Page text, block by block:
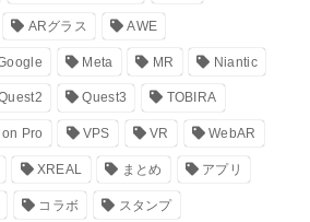
ARグラス AWE
Meta MR Niantic
Quest3 TOBIRA
Pro VPS VR WebAR
XREAL まとめ アプリ
コラボ スタンプ